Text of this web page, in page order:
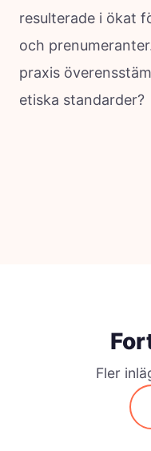
resulterade i ökat
och
praxis
etiska standarder?
Fler